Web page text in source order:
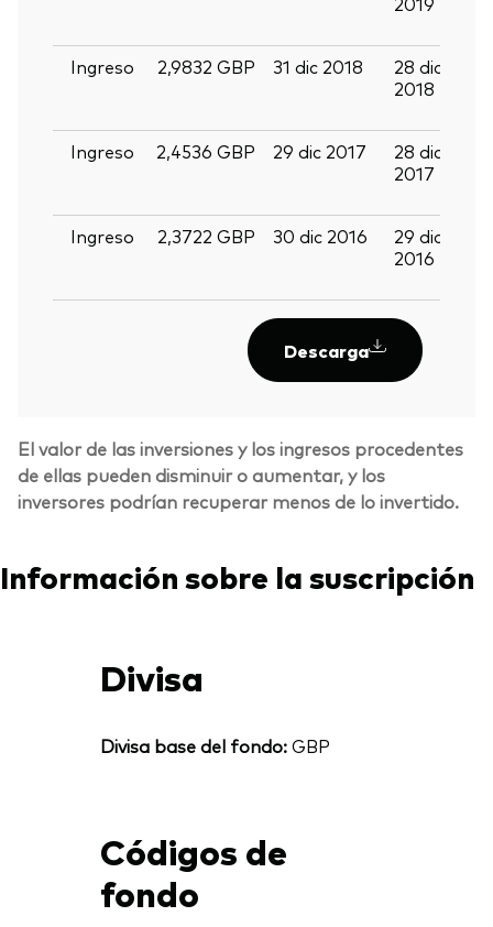
Ingreso
2,9832 GBP 31 dic 2018
28 dic
2018
Ingreso
2,4536 GBP 29 dic 2017
28 dic
2017
Ingreso
2,3722 GBP 30 dic 2016
29 dic
2016
Descarga
El valor de las inversiones y los ingresos procedentes
de ellas pueden disminuir o aumentar, y los
inversores podrían recuperar menos de lo invertido.
Información sobre la suscripción
Divisa
Divisa base del fondo:GBP
Códigos de
fondo